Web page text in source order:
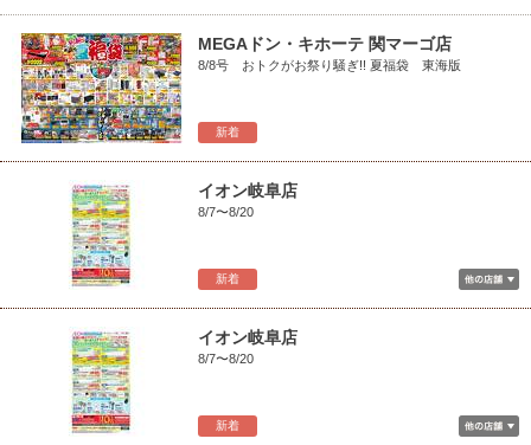
新着
MEGAドン・キホーテ 関マーゴ店
8/8号 おトクがお祭り騒ぎ!! 夏福袋 東海版
新着
イオン岐阜店
8/7〜8/20
新着
イオン岐阜店
8/7〜8/20